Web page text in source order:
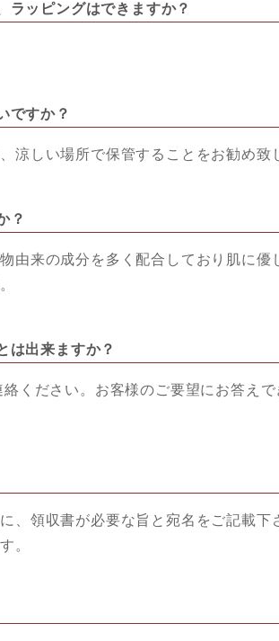
ラッピングはできますか？
ですか？
涼しい場所で保管することをお勧め致
？
由来の成分を多く配合しており肌に優
は出来ますか？
絡ください。お客様のご要望にお答え
、領収書が必要な旨と宛名をご記載下
。